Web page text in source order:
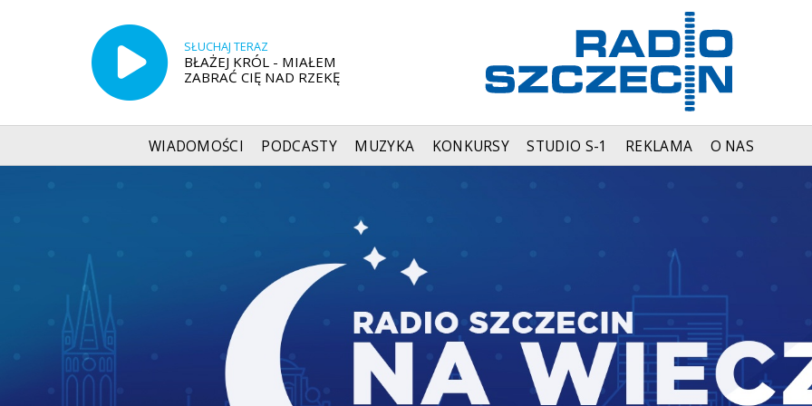
SŁUCHAJ TERAZ
BŁAŻEJ KRÓL - MIAŁEM
ZABRAĆ CIĘ NAD RZEKĘ
WIADOMOŚCI PODCASTY MUZYKA KONKURSY STUDIO S-1 REKLAMA O NAS